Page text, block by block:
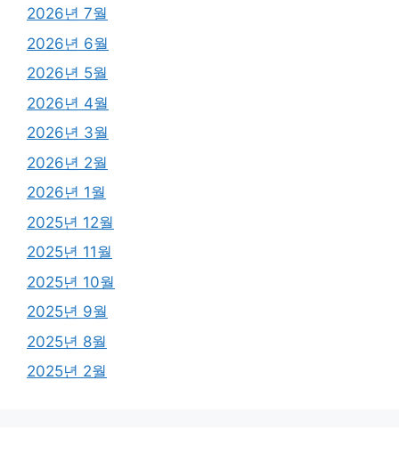
2026년 7월
2026년 6월
2026년 5월
2026년 4월
2026년 3월
2026년 2월
2026년 1월
2025년 12월
2025년 11월
2025년 10월
2025년 9월
2025년 8월
2025년 2월